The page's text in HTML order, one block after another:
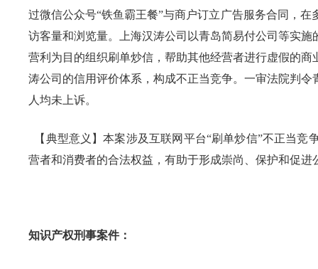
过微信公众号“铁鱼霸王餐”与商户订立广告服务合同，
访客量和浏览量。上海汉涛公司以青岛简易付公司等实
营利为目的组织刷单炒信，帮助其他经营者进行虚假的
涛公司的信用评价体系，构成不正当竞争。一审法院判
人均未上诉。
【典型意义】本案涉及互联网平台“刷单炒信”不正当竞
营者和消费者的合法权益，有助于形成崇尚、保护和促进
知识产权刑事案件：